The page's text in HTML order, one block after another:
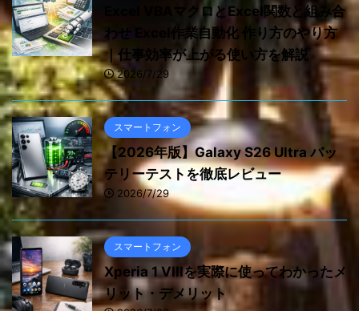
Excel VBAマクロとExcel関数と組み合
わせ Excel作業自動化 作り方のやり方
｜仕事効率が上がる使い方を解説
2026/7/29
スマートフォン
【2026年版】Galaxy S26 Ultra バッ
テリーテストを徹底レビュー
2026/7/29
スマートフォン
Xperia 1 VIIIを実際に使ってわかったメ
リット・デメリット